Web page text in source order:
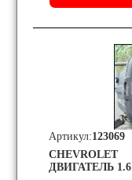
ДВИГАТЕЛЬ 1.6
Артикул:123069